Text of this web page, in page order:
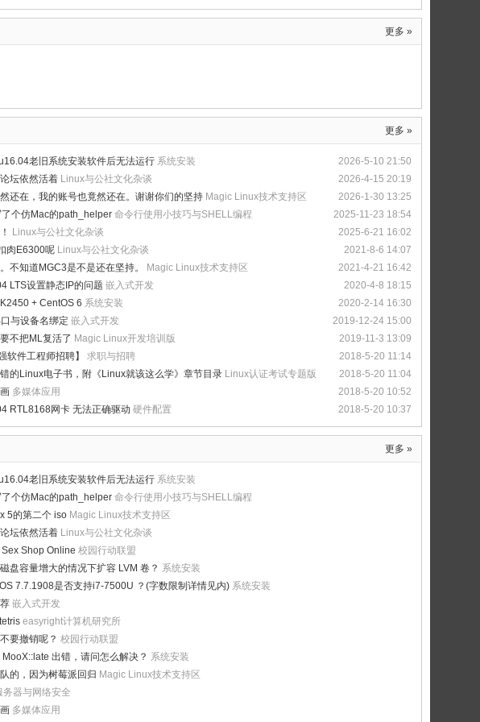
更多 »
更多 »
2026-5-10 21:50
老旧系统安装软件后无法运行 系统安装
2026-4-15 20:19
坛依然活着 Linux与公社文化杂谈
2026-1-30 13:25
还在，我的账号也竟然还在。谢谢你们的坚持 Magic Linux技术支持区
2025-11-23 18:54
个仿Mac的path_helper 命令行使用小技巧与SHELL编程
2025-6-21 16:02
Linux与公社文化杂谈
2021-8-6 14:07
肉E6300呢 Linux与公社文化杂谈
2021-4-21 16:42
不知道MGC3是不是还在坚持。
Magic Linux技术支持区
2020-4-8 18:15
LTS设置静态IP的问题 嵌入式开发
2020-2-14 16:30
+ CentOS 6 系统安装
2019-12-24 15:00
与设备名绑定 嵌入式开发
2019-11-3 13:09
不把ML复活了 Magic Linux开发培训版
2018-5-20 11:14
软件工程师招聘】
求职与招聘
2018-5-20 11:04
的Linux电子书，附《Linux就该这么学》章节目录 Linux认证考试专题版
2018-5-20 10:52
多媒体应用
2018-5-20 10:37
RTL8168网卡 无法正确驱动 硬件配置
更多 »
老旧系统安装软件后无法运行 系统安装
个仿Mac的path_helper 命令行使用小技巧与SHELL编程
5的第二个 iso Magic Linux技术支持区
坛依然活着 Linux与公社文化杂谈
Shop Online 校园行动联盟
盘容量增大的情况下扩容 LVM 卷？ 系统安装
7.7.1908是否支持i7-7500U ？(字数限制详情见内) 系统安装
嵌入式开发
easyright计算机研究所
要撤销呢？ 校园行动联盟
出错，请问怎么解决？ 系统安装
的，因为树莓派回归 Magic Linux技术支持区
务器与网络安全
多媒体应用